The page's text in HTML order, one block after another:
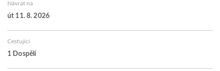
Návrat na
út 11. 8. 2026
Cestující
1 Dospělí